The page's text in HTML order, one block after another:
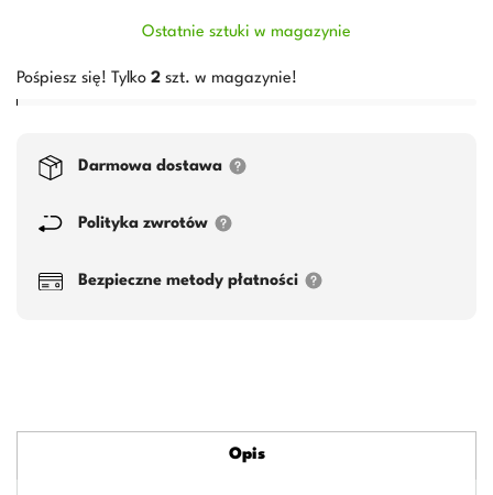
Ostatnie sztuki w magazynie
Pośpiesz się! Tylko 2 szt. w magazynie!
Darmowa dostawa
Polityka zwrotów
Bezpieczne metody płatności
Opis